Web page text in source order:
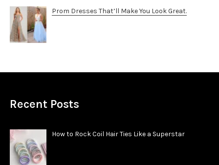
Prom Dresses That’ll Make You Look Great.
Recent Posts
How to Rock Coil Hair Ties Like a Superstar